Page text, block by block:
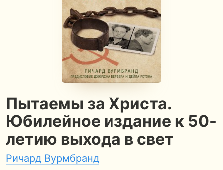
Пытаемы за Христа.
Юбилейное издание к 50-
летию выхода в свет
Ричард Вурмбранд